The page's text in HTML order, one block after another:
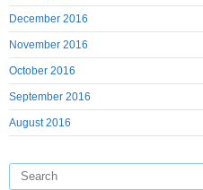
December 2016
November 2016
October 2016
September 2016
August 2016